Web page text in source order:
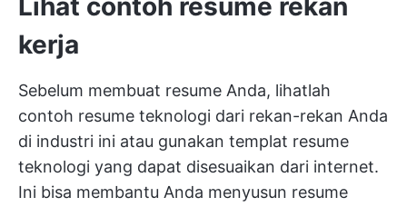
Lihat contoh resume rekan
kerja
Sebelum membuat resume Anda, lihatlah
contoh resume teknologi dari rekan-rekan Anda
di industri ini atau gunakan templat resume
teknologi yang dapat disesuaikan dari internet.
Ini bisa membantu Anda menyusun resume